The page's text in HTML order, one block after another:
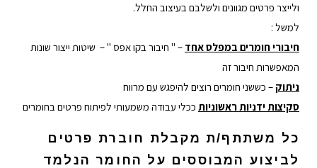
ולייצר פרטים מגוונים ולשלבם בעיצוב החלל.
למשל :
חיבורי חומרים במפלס אחד – " חיבור בקו אפס " – שיטות ייצור שונות
המאפשרות חיבור זה
ניתוק – כששני חומרים רוצים להיפגש עם מרווח
סקיצות ידניות ראשוניות ככלי עבודה משמעותי לפיתוח פרטים בחומרים
כל משתתף/ת מקבלת חוברת פרטים
לביצוע המבוססים על החומר הנלמד